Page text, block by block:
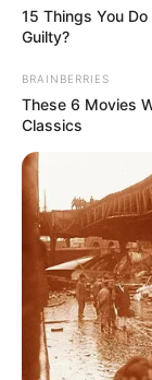
15 Things You
Guilty?
BRAINBERRIES
These 6 Movies
Classics